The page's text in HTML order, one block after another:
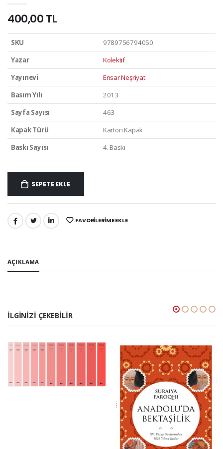
400,00 TL
SKU
9789756794050
Yazar
Kolektif
Yayınevi
Ensar Neşriyat
Basım Yılı
2013
Sayfa Sayısı
463
Kapak Türü
Karton Kapak
Baskı Sayısı
4. Baskı
SEPETE EKLE
PAYLAŞ: FAVORILERIME EKLE
AÇIKLAMA
İLGINIZI ÇEKEBILIR